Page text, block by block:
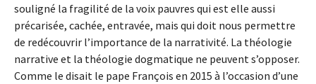
souligné la fragilité de la voix pauvres qui est elle aussi
précarisée, cachée, entravée, mais qui doit nous permettre
de redécouvrir l’importance de la narrativité. La théologie
narrative et la théologie dogmatique ne peuvent s’opposer.
Comme le disait le pape François en 2015 à l’occasion d’une